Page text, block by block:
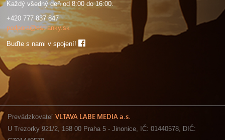
Každý všedný deň od 8:00 do 16:00.
+420 777 837 847
podpora@estranky.sk
Buďte s nami v spojení!
Prevádzkovateľ VLTAVA LABE MEDIA a.s.
U Trezorky 921/2, 158 00 Praha 5 - Jinonice, IČ: 01440578, DIČ: